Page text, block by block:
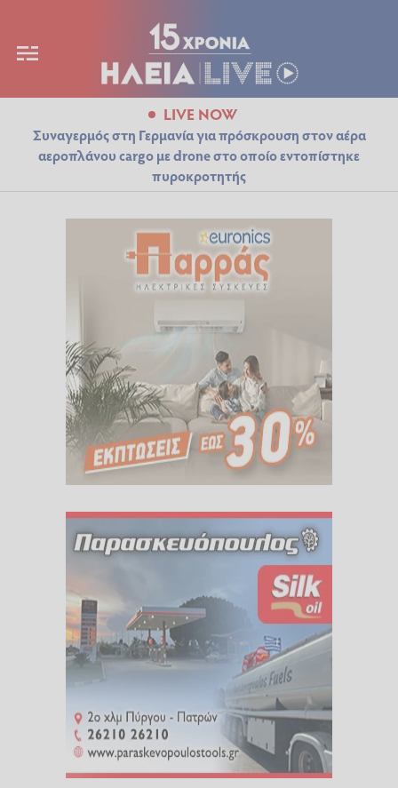
LIVE NOW
Συναγερμός στη Γερμανία για πρόσκρουση στον αέρα
αεροπλάνου cargo με drone στο οποίο εντοπίστηκε
πυροκροτητής